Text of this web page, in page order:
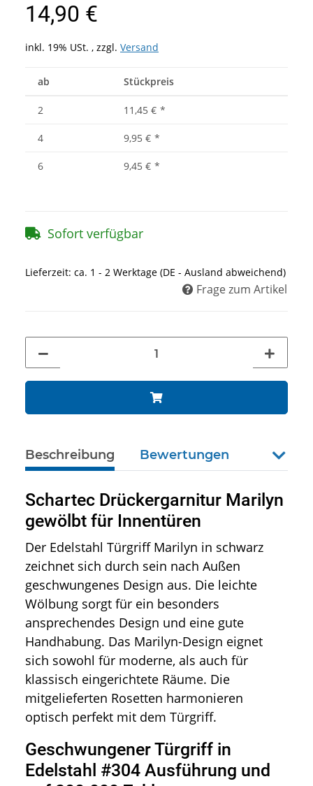
14,90 €
inkl. 19% USt. , zzgl. Versand
ab Stückpreis
2 11,45 € *
4 9,95 € *
6 9,45 € *
Sofort verfügbar
Lieferzeit: ca. 1 - 2 Werktage (DE - Ausland abweichend)
Frage zum Artikel
Beschreibung Bewertungen
Schartec Drückergarnitur Marilyn
gewölbt für Innentüren
Der Edelstahl Türgriff Marilyn in schwarz
zeichnet sich durch sein nach Außen
geschwungenes Design aus. Die leichte
Wölbung sorgt für ein besonders
ansprechendes Design und eine gute
Handhabung. Das Marilyn-Design eignet
sich sowohl für moderne, als auch für
klassisch eingerichtete Räume. Die
mitgelieferten Rosetten harmonieren
optisch perfekt mit dem Türgriff.
Geschwungener Türgriff in
Edelstahl #304 Ausführung und